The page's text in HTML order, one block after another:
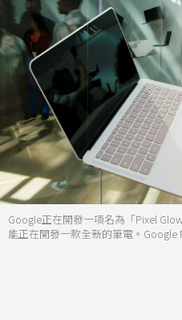
Google正在開發一項名為「Pixel
能正在開發一款全新的筆電。